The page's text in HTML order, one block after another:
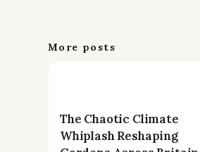
More posts
The Chaotic Climate
Whiplash Reshaping